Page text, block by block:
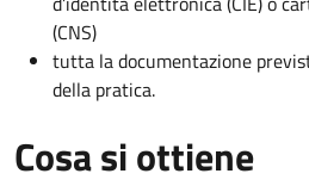
(CNS)
tutta la documentazione
della pratica.
Cosa si ottiene